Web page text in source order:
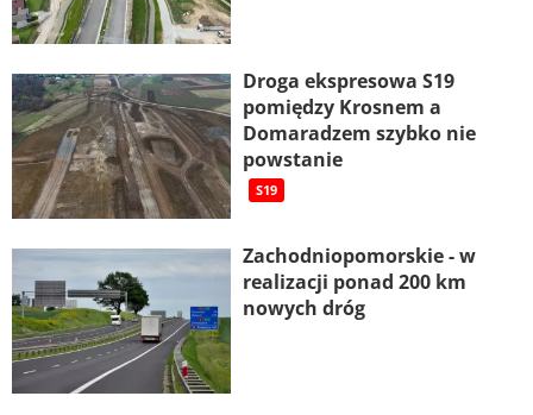
Droga ekspresowa S19
pomiędzy Krosnem a
Domaradzem szybko nie
powstanie
S19
Zachodniopomorskie - w
realizacji ponad 200 km
nowych dróg